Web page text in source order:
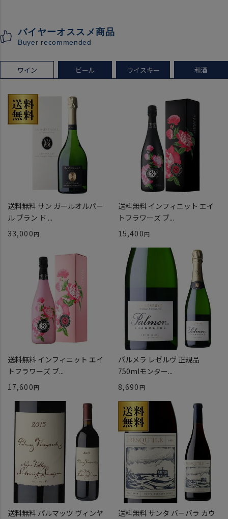
[クール配送]
バイヤーオススメ商品
Buyer recommended
ワイン ビール ウイスキー 和酒
送料無料 サン ガールオルパー
ル ブラン ド ...
33,000
送料無料 インフィニット エイ
トフラワーズ ブ...
15,400
送料無料 インフィニット エイ
トフラワーズ ブ...
17,600
パルメラ レゼルヴ 正規品
750mlモンター...
8,690
送料無料 パルマッツ ヴィンヤ
送料無料 サンタ バーバラ カウ